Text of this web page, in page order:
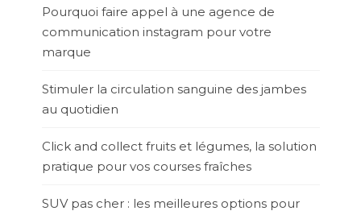
Pourquoi faire appel à une agence de
communication instagram pour votre
marque
Stimuler la circulation sanguine des jambes
au quotidien
Click and collect fruits et légumes, la solution
pratique pour vos courses fraîches
SUV pas cher : les meilleures options pour